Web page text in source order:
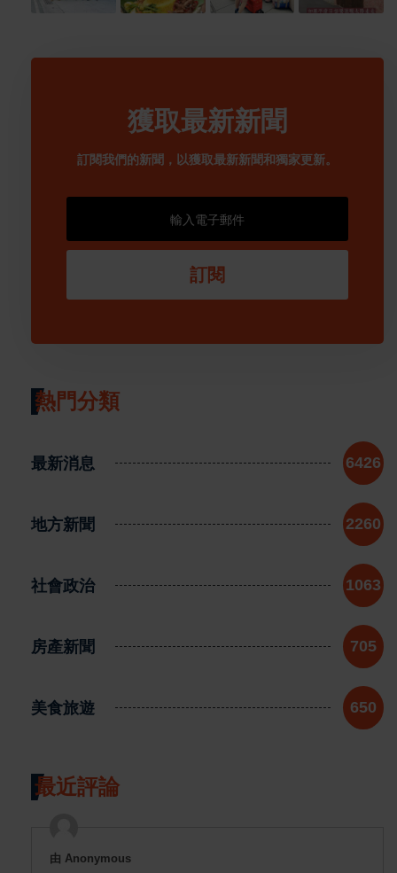
獲取最新新聞
訂閱我們的新聞，以獲取最新新聞和獨家更新。
訂閱
熱門分類
最新消息 6426
地方新聞 2260
社會政治 1063
房產新聞 705
美食旅遊 650
最近評論
由 Anonymous